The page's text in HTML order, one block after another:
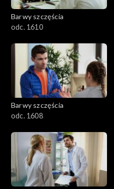
Barwy szczęścia
odc. 1610
Barwy szczęścia
odc. 1608